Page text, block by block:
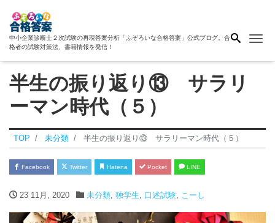
中小企業診断士２次試験の再現答案分析「ふぞろいな合格答案」公式ブログ。合
格者の試験対策法、書籍情報を発信！
半生の振り返り⑬ サラリ
ーマン時代（５）
TOP 未分類 半生の振り返り⑬ サラリーマン時代（５）
Facebook Twitter Hatena Pocket LINE
23 11月, 2020 未分類, 独学生 口述試験, こーし